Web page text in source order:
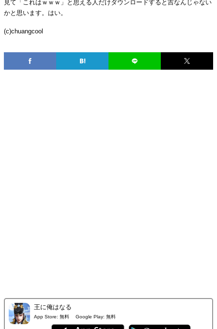
見て「これはｗｗｗ」と思える人だけダウンロードすると吉なんじゃない
かと思います。はい。
(c)chuangcool
王に俺はなる
App Store: 無料 Google Play: 無料